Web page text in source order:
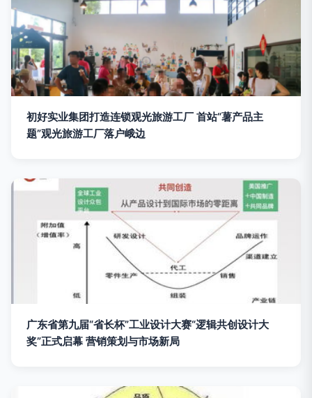
初好实业集团打造连锁观光旅游工厂 首站“薯产品主
题”观光旅游工厂落户峨边
广东省第九届“省长杯”工业设计大赛“逻辑共创设计大
奖”正式启幕 营销策划与市场新局